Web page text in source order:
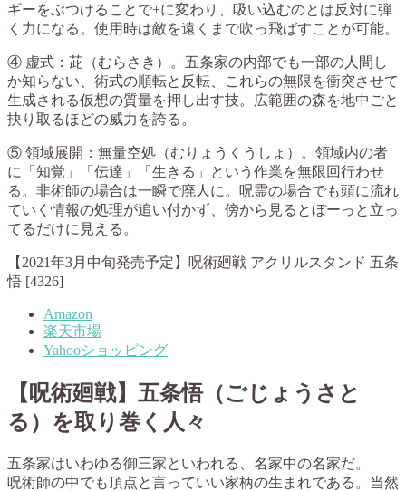
ギーをぶつけることで+に変わり、吸い込むのとは反対に弾
く力になる。使用時は敵を遠くまで吹っ飛ばすことが可能。
④ 虚式：茈（むらさき）。五条家の内部でも一部の人間し
か知らない、術式の順転と反転、これらの無限を衝突させて
生成される仮想の質量を押し出す技。広範囲の森を地中ごと
抉り取るほどの威力を誇る。
⑤ 領域展開：無量空処（むりょうくうしょ）。領域内の者
に「知覚」「伝達」「生きる」という作業を無限回行わせ
る。非術師の場合は一瞬で廃人に。呪霊の場合でも頭に流れ
ていく情報の処理が追い付かず、傍から見るとぼーっと立っ
てるだけに見える。
【2021年3月中旬発売予定】呪術廻戦 アクリルスタンド 五条
悟 [4326]
Amazon
楽天市場
Yahooショッピング
【呪術廻戦】五条悟（ごじょうさと
る）を取り巻く人々
五条家はいわゆる御三家といわれる、名家中の名家だ。
呪術師の中でも頂点と言っていい家柄の生まれである。当然